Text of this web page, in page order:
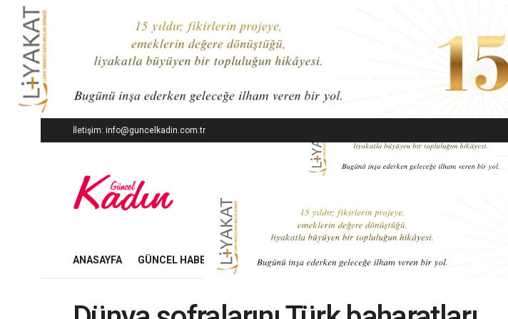
İletişim: info@guncelkadin.com.tr
ANASAYFA GÜNCEL HABERLER İŞ DÜNYASI EKONOMI MODA GÜZELLIK